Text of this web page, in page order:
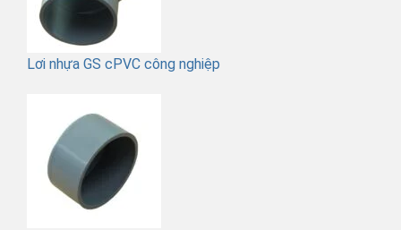
Lơi nhựa GS cPVC công nghiệp